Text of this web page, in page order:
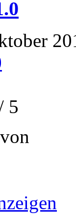
5